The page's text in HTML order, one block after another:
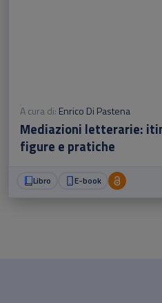
A cura di: Enrico Di Pastena
Mediazioni letterarie:
figure e pratiche
Libro E-book